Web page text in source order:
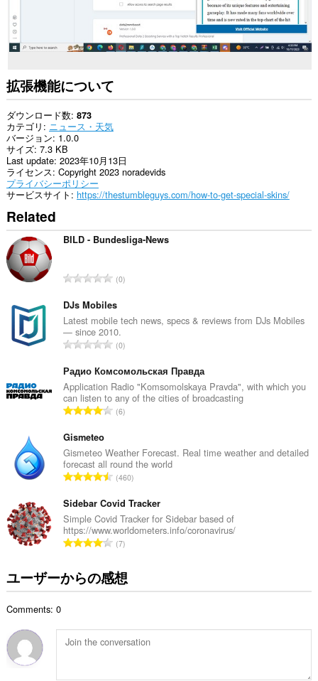
拡張機能について
ダウンロード数 873
カテゴリ
ニュース・天気
バージョン 1.0.0
サイズ 7.3 KB
Last update 2023年10月13日
ライセンス Copyright 2023 noradevids
プライバシーポリシー
サービスサイト https://thestumbleguys.com/how-to-get-special-skins/
Related
BILD - Bundesliga-News
評
の
総
数
：
0
DJs Mobiles
Latest mobile tech news, specs & reviews from DJs Mobiles
— since 2010.
評
の
総
数
：
0
Радио Комсомольская Правда
Application Radio "Komsomolskaya Pravda", with which you
can listen to any of the cities of broadcasting
評
総
数
：
6
Gismeteo
Gismeteo Weather Forecast. Real time weather and detailed
forecast all round the world
評
の
総
数
：
460
Sidebar Covid Tracker
Simple Covid Tracker for Sidebar based of
https://www.worldometers.info/coronavirus/
評
の
総
7
ユーザーからの感想
Comments: 0